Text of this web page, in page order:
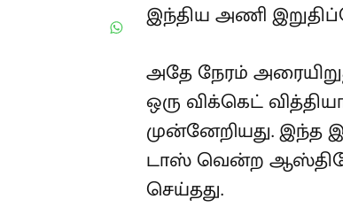
இந்திய அணி
அதே நேரம்
ஒரு விக்கெட்
முன்னேறியது. இந்த
டாஸ் வென்ற
செய்தது.